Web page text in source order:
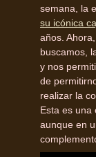
semana, la
su icónica
años.
buscamos,
y nos
de
realizar la
Esta es una
aunque en